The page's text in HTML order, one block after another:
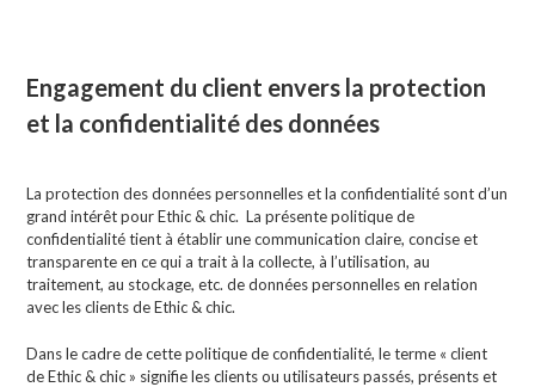
Engagement du client envers la protection
et la confidentialité des données
La protection des données personnelles et la confidentialité sont d’un
grand intérêt pour Ethic & chic. La présente politique de
confidentialité tient à établir une communication claire, concise et
transparente en ce qui a trait à la collecte, à l’utilisation, au
traitement, au stockage, etc. de données personnelles en relation
avec les clients de Ethic & chic.
Dans le cadre de cette politique de confidentialité, le terme « client
de Ethic & chic » signifie les clients ou utilisateurs passés, présents et